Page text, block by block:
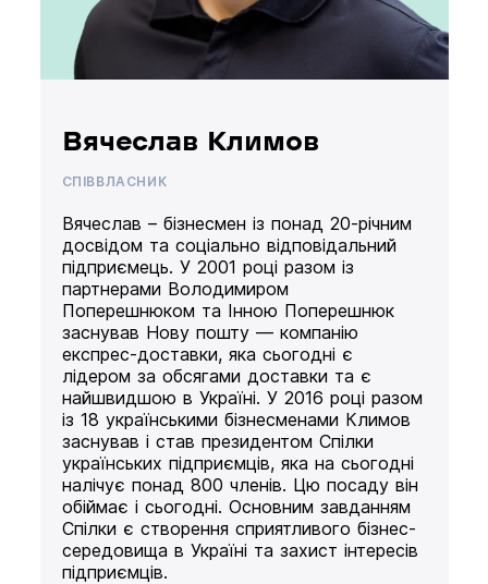
Вячеслав Климов
СПІВВЛАСНИК
Вячеслав – бізнесмен із понад 20-річним
досвідом та соціально відповідальний
підприємець. У 2001 році разом із
партнерами Володимиром
Поперешнюком та Інною Поперешнюк
заснував Нову пошту — компанію
експрес-доставки, яка сьогодні є
лідером за обсягами доставки та є
найшвидшою в Україні. У 2016 році разом
із 18 українськими бізнесменами Климов
заснував і став президентом Спілки
українських підприємців, яка на сьогодні
налічує понад 800 членів. Цю посаду він
обіймає і сьогодні. Основним завданням
Спілки є створення сприятливого бізнес-
середовища в Україні та захист інтересів
підприємців.